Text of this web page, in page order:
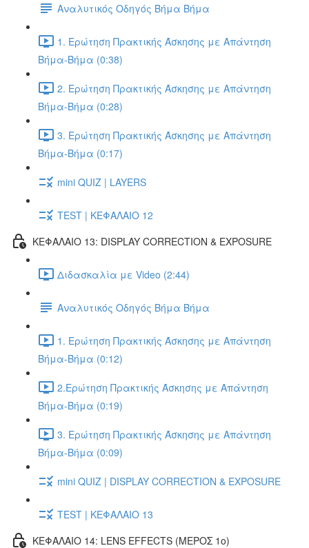
Αναλυτικός Οδηγός Βήμα Βήμα
1. Ερώτηση Πρακτικής Άσκησης με Απάντηση
Βήμα-Βήμα (0:38)
2. Ερώτηση Πρακτικής Άσκησης με Απάντηση
Βήμα-Βήμα (0:28)
3. Ερώτηση Πρακτικής Άσκησης με Απάντηση
Βήμα-Βήμα (0:17)
mini QUIZ | LAYERS
TEST | ΚΕΦΑΛΑΙΟ 12
ΚΕΦΑΛΑΙΟ 13: DISPLAY CORRECTION & EXPOSURE
Διδασκαλία με Video (2:44)
Αναλυτικός Οδηγός Βήμα Βήμα
1. Ερώτηση Πρακτικής Άσκησης με Απάντηση
Βήμα-Βήμα (0:12)
2.Ερώτηση Πρακτικής Άσκησης με Απάντηση
Βήμα-Βήμα (0:19)
3. Ερώτηση Πρακτικής Άσκησης με Απάντηση
Βήμα-Βήμα (0:09)
mini QUIZ | DISPLAY CORRECTION & EXPOSURE
TEST | ΚΕΦΑΛΑΙΟ 13
ΚΕΦΑΛΑΙΟ 14: LENS EFFECTS (ΜΕΡΟΣ 1ο)